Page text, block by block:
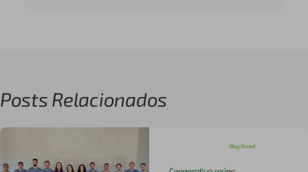
Posts Relacionados